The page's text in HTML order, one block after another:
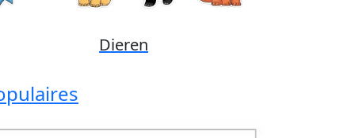
Disney